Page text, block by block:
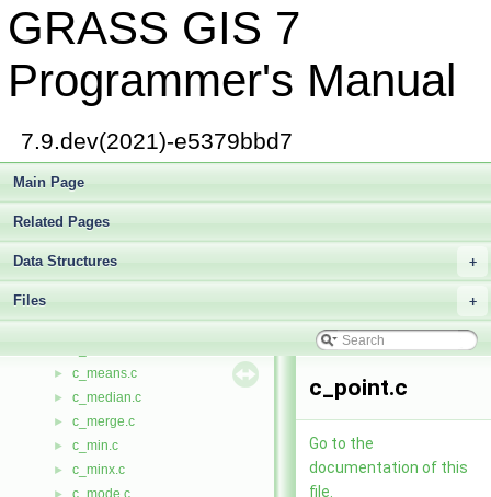
GRASS GIS 7
Programmer's Manual
7.9.dev(2021)-e5379bbd7
Main Page
Related Pages
+
Data Structures
+
Files
► c_drop_tab.c
► c_exec.c
► c_execute.c
c_fetch.c
c_finddb.c
c_insert.c
► c_intr.c
► c_kurt.c
► c_list_drivers.c
► c_list_idx.c
► c_list_tabs.c
► c_max.c
► c_means.c
► c_median.c
► c_merge.c
► c_min.c
► c_minx.c
c_mode.c
c_point.c
Go to the
documentation of this
file.